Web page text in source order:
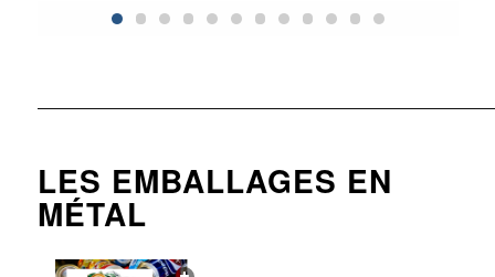
LES EMBALLAGES EN
MÉTAL